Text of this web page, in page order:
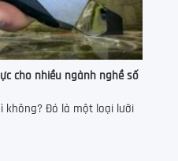
cho nhiều ngành nghề số
không? Đó là một loại lưỡi